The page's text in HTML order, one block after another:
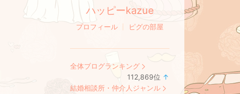
ハッピーkazue
プロフィール ピグの部屋
全体ブログランキング
112,869位 ↑
結婚相談所・仲介人ジャンル